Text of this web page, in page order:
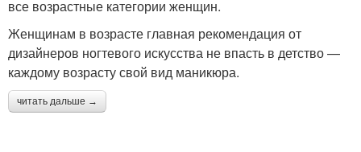
все возрастные категории женщин.
Женщинам в возрасте главная рекомендация от
дизайнеров ногтевого искусства не впасть в детство —
каждому возрасту свой вид маникюра.
читать дальше →